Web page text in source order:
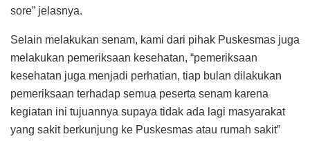
sore” jelasnya.
Selain melakukan senam, kami dari pihak Puskesmas juga
melakukan pemeriksaan kesehatan, “pemeriksaan
kesehatan juga menjadi perhatian, tiap bulan dilakukan
pemeriksaan terhadap semua peserta senam karena
kegiatan ini tujuannya supaya tidak ada lagi masyarakat
yang sakit berkunjung ke Puskesmas atau rumah sakit”